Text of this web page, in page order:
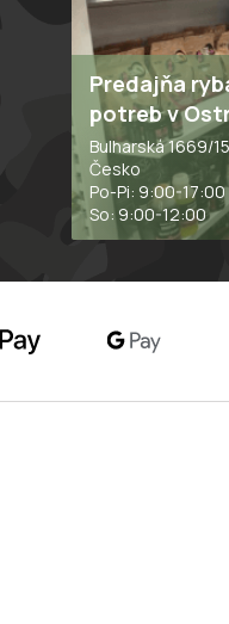
Predajňa
potreb v
Bulharská 1669/
Česko
Po-Pi: 9:00-17:00
So: 9:00-12:00